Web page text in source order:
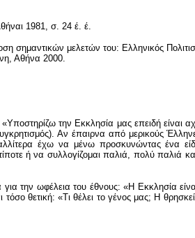
1981, σ. 24 έ. έ.
σημαντικών μελετών του: Ελληνικός
Αθήνα 2000.
την Εκκλησία μας επειδή είναι
Αν έπαιρνα από μερικούς
έχω να μένω προσκυνώντας
ή να συλλογίζομαι παλιά, πολύ
την ωφέλεια του έθνους: «Η Εκκλησία
θετική: «Τι θέλει το γένος μας; Η